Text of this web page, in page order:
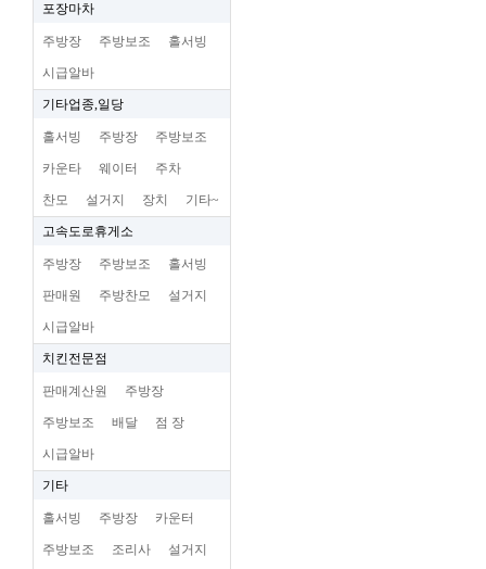
포장마차
주방장 주방보조 홀서빙
시급알바
기타업종,일당
홀서빙 주방장 주방보조
카운타 웨이터 주차
찬모 설거지 장치 기타~
고속도로휴게소
주방장 주방보조 홀서빙
판매원 주방찬모 설거지
시급알바
치킨전문점
판매계산원 주방장
주방보조 배달 점 장
시급알바
기타
홀서빙 주방장 카운터
주방보조 조리사 설거지